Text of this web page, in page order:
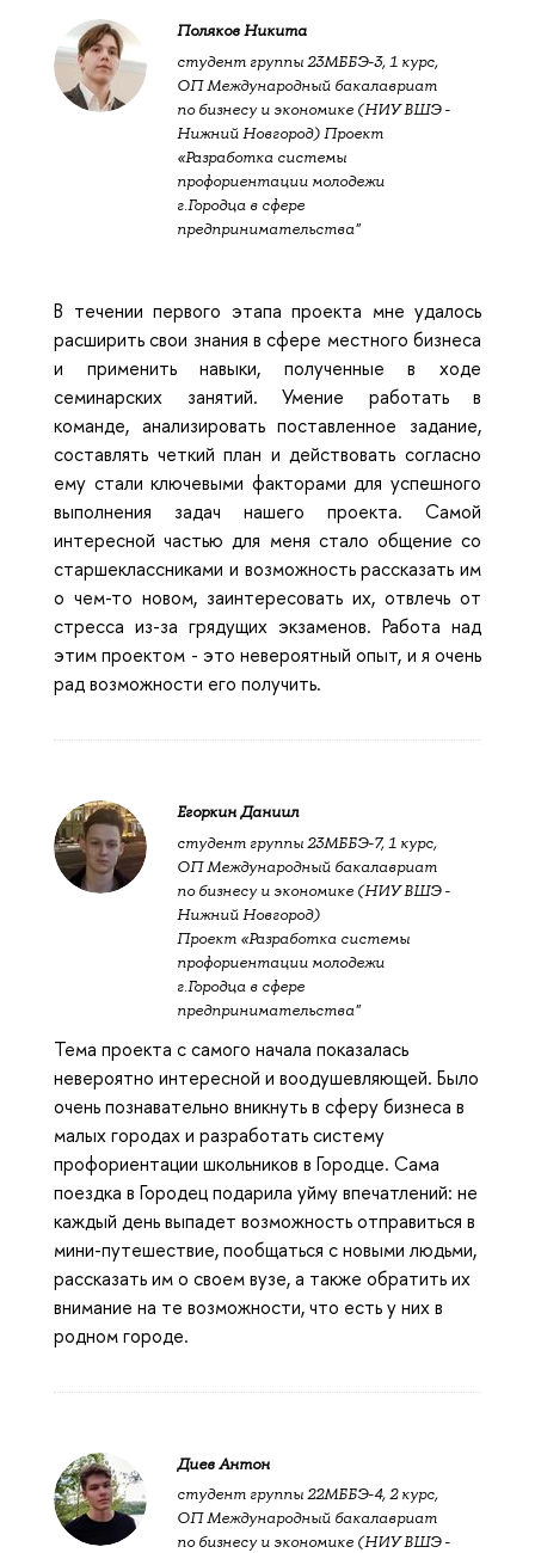
Поляков Никита
студент группы 23МББЭ-3, 1 курс,
ОП Международный бакалавриат
по бизнесу и экономике (НИУ ВШЭ -
Нижний Новгород) Проект
«Разработка системы
профориентации молодежи
г.Городца в сфере
предпринимательства"
В течении первого этапа проекта мне удалось
расширить свои знания в сфере местного бизнеса
и применить навыки, полученные в ходе
семинарских занятий. Умение работать в
команде, анализировать поставленное задание,
составлять четкий план и действовать согласно
ему стали ключевыми факторами для успешного
выполнения задач нашего проекта. Самой
интересной частью для меня стало общение со
старшеклассниками и возможность рассказать им
о чем-то новом, заинтересовать их, отвлечь от
стресса из-за грядущих экзаменов. Работа над
этим проектом - это невероятный опыт, и я очень
рад возможности его получить.
Егоркин Даниил
студент группы 23МББЭ-7, 1 курс,
ОП Международный бакалавриат
по бизнесу и экономике (НИУ ВШЭ -
Нижний Новгород)
Проект «Разработка системы
профориентации молодежи
г.Городца в сфере
предпринимательства"
Тема проекта с самого начала показалась
невероятно интересной и воодушевляющей. Было
очень познавательно вникнуть в сферу бизнеса в
малых городах и разработать систему
профориентации школьников в Городце. Сама
поездка в Городец подарила уйму впечатлений: не
каждый день выпадет возможность отправиться в
мини-путешествие, пообщаться с новыми людьми,
рассказать им о своем вузе, а также обратить их
внимание на те возможности, что есть у них в
родном городе.
Диев Антон
студент группы 22МББЭ-4, 2 курс,
ОП Международный бакалавриат
по бизнесу и экономике (НИУ ВШЭ -